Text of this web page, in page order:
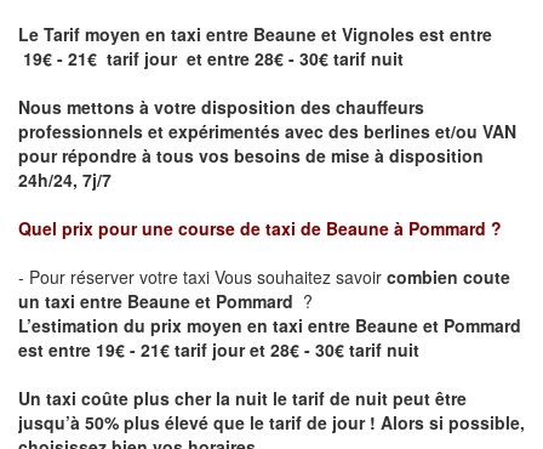
Le Tarif moyen en taxi entre Beaune et Vignoles est entre
19€ - 21€ tarif jour et entre 28€ - 30€ tarif nuit
Nous mettons à votre disposition des chauffeurs
professionnels et expérimentés avec des berlines et/ou VAN
pour répondre à tous vos besoins de mise à disposition
24h/24, 7j/7
Quel prix pour une course de taxi de Beaune à Pommard ?
- Pour réserver votre taxi Vous souhaitez savoir combien coute
un taxi entre Beaune et Pommard ?
L’estimation du prix moyen en taxi entre Beaune et Pommard
est entre 19€ - 21€ tarif jour et 28€ - 30€ tarif nuit
Un taxi coûte plus cher la nuit le tarif de nuit peut être
jusqu’à 50% plus élevé que le tarif de jour ! Alors si possible,